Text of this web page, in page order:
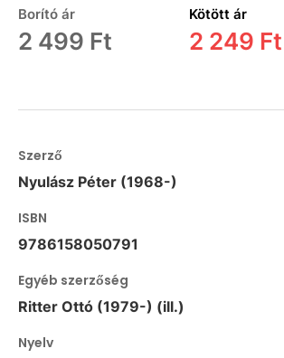
Borító ár
2 499 Ft
Kötött ár
2 249 Ft
Szerző
Nyulász Péter (1968-)
ISBN
9786158050791
Egyéb szerzőség
Ritter Ottó (1979-) (ill.)
Nyelv